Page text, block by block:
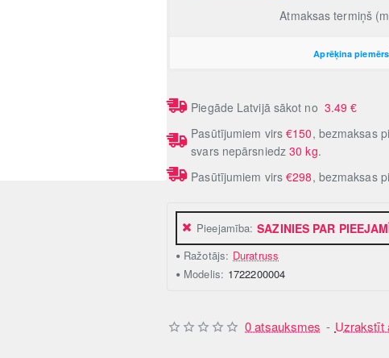
Pieejamība: SAZINIES PAR
Ražotājs: Duratruss
Modelis: 1722200004
0 atsauksmes - Uzrakstīt
Piegāde Latvijā sākot no 3.49€
Pasūtījumiem virs€150, bezmaksas
svars nepārsniedz30 kg.
Pasūtījumiem virs€298, bezmaksas